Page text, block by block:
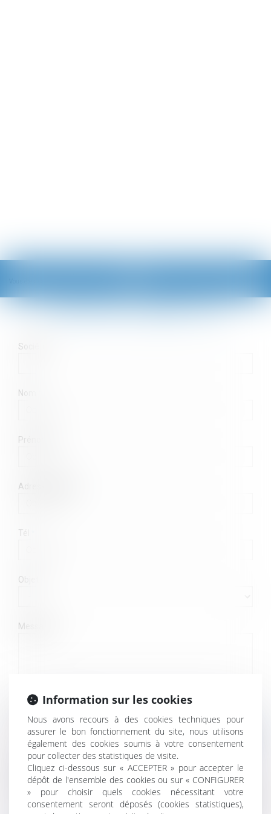
CONTACTER LE CABINET ACVF
Société
Nom
Prénom
Adresse e-mail
Tél
Objet
Message
Code de vérification
Utilisation des données
J'accepte que les informations saisies soient traitées
informatiquement par ACVF ASSOCIES et l'hébergeur du présent site
dans le cadre de ma demande et de la relation avec ACVF ASSOCIES
Information sur les cookies
Nous avons recours à des cookies techniques pour
assurer le bon fonctionnement du site, nous utilisons
également des cookies soumis à votre consentement
pour collecter des statistiques de visite.
Cliquez ci-dessous sur « ACCEPTER » pour accepter le
dépôt de l'ensemble des cookies ou sur « CONFIGURER
» pour choisir quels cookies nécessitant votre
consentement seront déposés (cookies statistiques),